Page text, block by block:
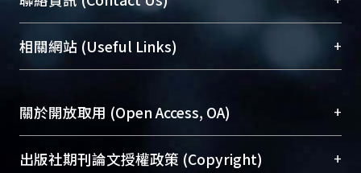
展現本校豐碩的研究成果及學術能量，圖書館整合
機構典藏（NTUR）與學術庫（AH）不同功能平
台，成為臺大學術典藏NTU scholars。期能整合研
究能量、促進交流合作、保存學術產出、推廣研究
成果。
To permanently archive and promote researcher
profiles and scholarly works, Library integrates the
總館學科館員(Main Library)
醫學圖書館學科館員(Medical Library)
Sciences Library)
相關網站 (Useful Links) +
關於開放取用 (Open Access, OA) +
開放取用是從使用者角度提升資訊取用性的社會運
出版社期刊論文授權政策 (Copyright) +